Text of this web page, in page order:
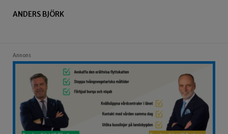
ANDERS BJÖRK
Annons